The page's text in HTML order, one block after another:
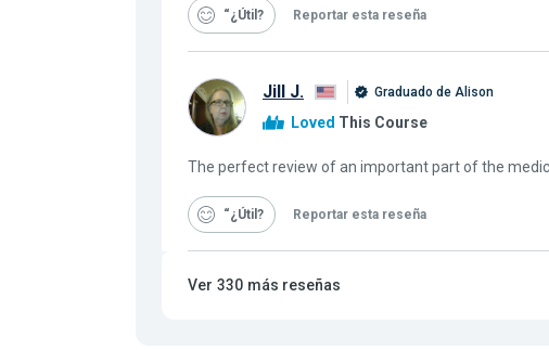
“¿Útil Reportar esta reseña
Jill J. Graduado de Alison
Loved This Course
The perfect review of an important part of the
“¿Útil Reportar esta reseña
Ver 330 más reseñas